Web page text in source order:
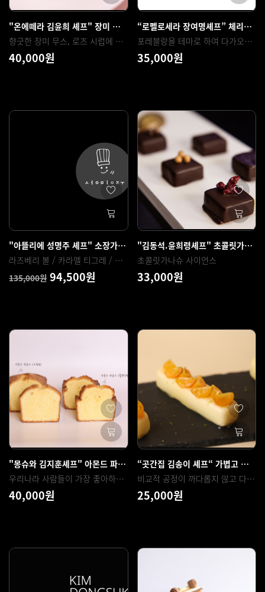
"온에떼라 김윤희 셰프" 장미 딸기 무스 케이크 “로제”
향긋한 장미 무스, 로즈 시럽에 마리네이드 한 딸기, 무스와 마리네이드 딸기를 어우러지게 하는 콩피, 촉촉하고 부드러운 장미 비스퀴, 데코로 사용하는 딸기 가나슈 몽떼와 젤리까지 다양한 요소를 어렵지 않게 배워볼 수 있습니다.
40,000원
“로펠로세라 장여명셰프” 체리블라썸 무스케이크
포레블랑을 테마로 하여 다가오는 봄에 어울리는 화이트초콜릿과 체리를 조합한 무스케이크 제품입니다 체리와 벚꽃을 블렌딩하여 만든 콩포트와 크림, 무스케이크 및 디저트 전반에 활용하기 좋은 촉촉한 비스퀴 말차, 가볍고 깔끔한 맛의 화이트초콜릿 무스를 배워보실 수 있습니다
35,000원
"아뜰리에 성명주 셰프" 소장가치 5강의 모음
라즈베리 볼 / 카라멜 티그레 / 흑임자 티그레 / 초코볼 / 유자 피스타치에
135,000원 94,500원
"김동석.윤희령셰프" 초콜릿가나슈 사이언스
초콜릿가나슈 사이언스
33,000원
"몽슈와 김지훈셰프" 아몬드 파운드의 두가지 제법 비교 (크림법, 블렌딩법)
우리나라 사람들이 가장 좋아하는 구움과자중 하나인 파운드를 원포인트로 손쉽게 알려드립니다 크림법과 블렌딩법 두가지 제법을 직접 비교하고 각 제법의 장,단점을 확실히 알려드립니다.
40,000원
“곳간집 김송이 셰프“ 가볍고 부드러운 무스케이크 [봄의 금귤]
비교적 공정이 까다롭지 않고 다양한 퓌레와 계절과일을 사용하여 무스케이크와 가니쉬를 만들었으며, 재료만 바꾼다면 또 다른 무스케이크로 활용 및 응용하여 사용하실 수 있습니다.
25,000원